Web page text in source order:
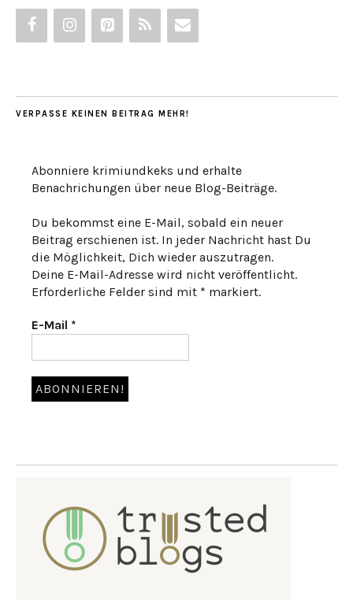
VERPASSE KEINEN BEITRAG MEHR!
Abonniere krimiundkeks und erhalte
Benachrichungen über neue Blog-Beiträge.
Du bekommst eine E-Mail, sobald ein neuer
Beitrag erschienen ist. In jeder Nachricht hast Du
die Möglichkeit, Dich wieder auszutragen.
Deine E-Mail-Adresse wird nicht veröffentlicht.
Erforderliche Felder sind mit * markiert.
E-Mail *